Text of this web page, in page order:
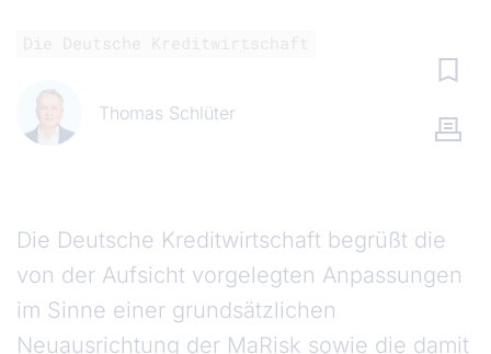
Thomas Schlüter
Die Deutsche Kreditwirtschaft begrüßt die
von der Aufsicht vorgelegten Anpassungen
im Sinne einer grundsätzlichen
Neuausrichtung der MaRisk sowie die damit